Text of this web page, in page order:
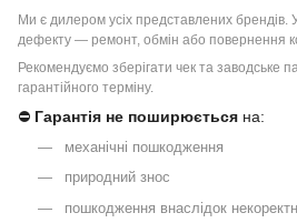
Ми є дилером усіх представлених брендів.
дефекту — ремонт, обмін або повернення
Рекомендуємо зберігати чек та заводське
гарантійного терміну.
⛔ Гарантія не поширюється на:
механічні пошкодження
природний знос
пошкодження внаслідок